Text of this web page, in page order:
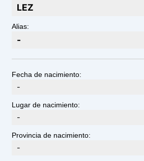
LEZ
Alias:
-
Fecha de nacimiento:
-
Lugar de nacimiento:
-
Provincia de nacimiento:
-